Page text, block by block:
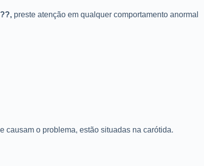
preste atenção em qualquer comportamento anormal
causam o problema, estão situadas na carótida.